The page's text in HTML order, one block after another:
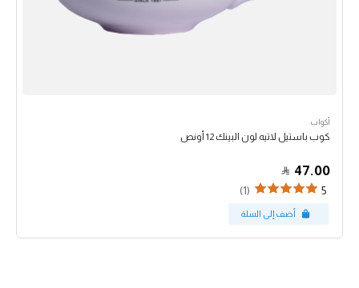
أكواب
كوب باستيل لاتيه لون البينك 12 أونص
47.00
5
(1)